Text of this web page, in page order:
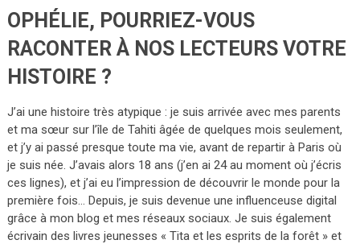
OPHÉLIE, POURRIEZ-VOUS
RACONTER À NOS LECTEURS VOTRE
HISTOIRE ?
J’ai une histoire très atypique : je suis arrivée avec mes parents
et ma sœur sur l’île de Tahiti âgée de quelques mois seulement,
et j’y ai passé presque toute ma vie, avant de repartir à Paris où
je suis née. J’avais alors 18 ans (j’en ai 24 au moment où j’écris
ces lignes), et j’ai eu l’impression de découvrir le monde pour la
première fois… Depuis, je suis devenue une influenceuse digital
grâce à mon blog et mes réseaux sociaux. Je suis également
écrivain des livres jeunesses « Tita et les esprits de la forêt » et